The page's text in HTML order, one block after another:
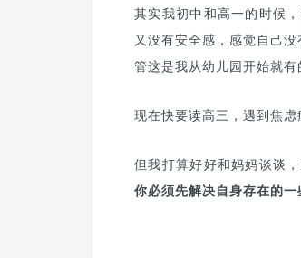
其实我初中和高一的时候
又没有安全感，感觉自己
管这是我从幼儿园开始就有
现在快要读高三，遇到焦虑
但我打算好好和妈妈谈谈
你必须先解决自身存在的一